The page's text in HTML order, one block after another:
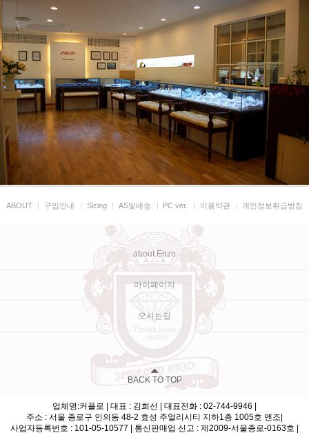
ABOUT | 구입안내 | Sizing | AS및배송 | PC ver. | 이용약관 | 개인정보취급방침
about Enzo
마이페이지
오시는길
BACK TO TOP
업체명:커플로 | 대표 : 김희선 | 대표전화 : 02-744-9946 |
주소 : 서울 종로구 인의동 48-2 효성 주얼리시티 지하1층 1005호 엔조|
사업자등록번호 : 101-05-10577 | 통신판매업 신고 : 제2009-서울종로-0163호 |